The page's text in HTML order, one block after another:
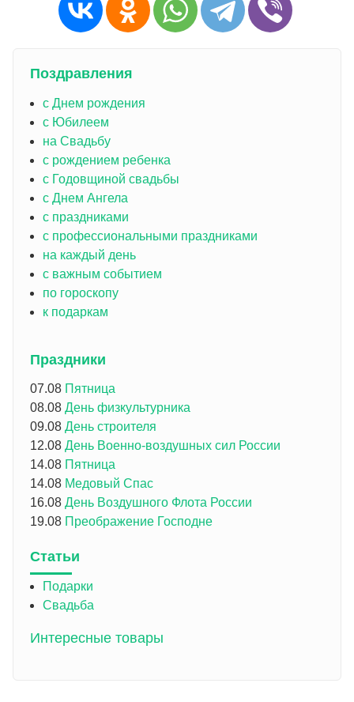
Поздравления
с Днем рождения
с Юбилеем
на Свадьбу
с рождением ребенка
с Годовщиной свадьбы
с Днем Ангела
с праздниками
с профессиональными праздниками
на каждый день
с важным событием
по гороскопу
к подаркам
Праздники
07.08 Пятница
08.08 День физкультурника
09.08 День строителя
12.08 День Военно-воздушных сил России
14.08 Пятница
14.08 Медовый Спас
16.08 День Воздушного Флота России
19.08 Преображение Господне
Статьи
Подарки
Свадьба
Интересные товары